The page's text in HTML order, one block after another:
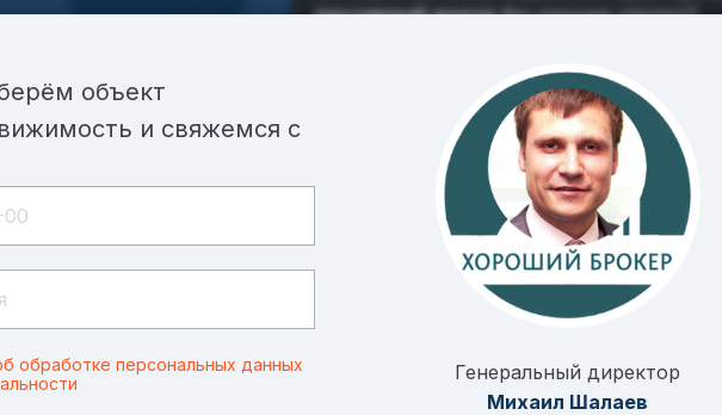
объект
и свяжемся с
обработке персональных данных
Генеральный директор
Михаил Шалаев
пассивный доходбез лишних хлопот?
Готовый арендный бизнес (ГАБ) с
идеальное решение для тех, кто хочет
первого дня, не тратя время на поиск
организацию бизнеса.